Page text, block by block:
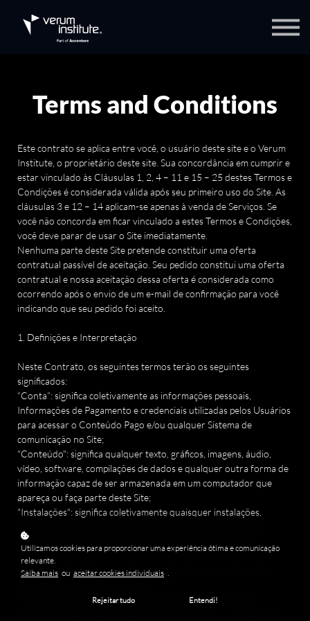
Portal do aluno
Terms and Conditions
Este contrato se aplica entre você, o usuário deste site e o Verum
Institute, o proprietário deste site. Sua concordância em cumprir e
estar vinculado às Cláusulas 1, 2, 4 – 11 e 15 – 25 destes Termos e
Condições é considerada válida após seu primeiro uso do Site. As
cláusulas 3 e 12 – 14 aplicam-se apenas à venda de Serviços. Se
você não concorda em ficar vinculado a estes Termos e Condições,
você deve parar de usar o Site imediatamente.
Nenhuma parte deste Site pretende constituir uma oferta
contratual passível de aceitação. Seu pedido constitui uma oferta
contratual e nossa aceitação dessa oferta é considerada como
ocorrendo após o envio de um e-mail de confirmação para você
indicando que seu pedido foi aceito.
1. Definições e Interpretação
Neste Contrato, os seguintes termos terão os seguintes
significados:
“Conta”: significa coletivamente as informações pessoais,
Informações de Pagamento e credenciais utilizadas pelos Usuários
para acessar o Conteúdo Pago e/ou qualquer Sistema de
comunicação no Site;
"Conteúdo": significa qualquer texto, gráficos, imagens, áudio,
vídeo, software, compilações de dados e qualquer outra forma de
informação capaz de ser armazenada em um computador que
apareça ou faça parte deste Site;
"Instalações": significa coletivamente quaisquer instalações,
Institute disponibilize através do Site agora ou no futuro;
"Serviços": significa os serviços disponíveis para você por meio
deste site, especificamente o uso da plataforma de e-learning
"Informações de Pagamento": significa quaisquer detalhes
Utilizamos cookies para proporcionar uma experiência ótima e comunicação
relevante.
Saiba mais ou aceitar cookies individuais .
Rejeitar tudo Entendi!